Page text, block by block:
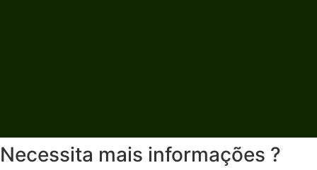
Necessita mais informações ?